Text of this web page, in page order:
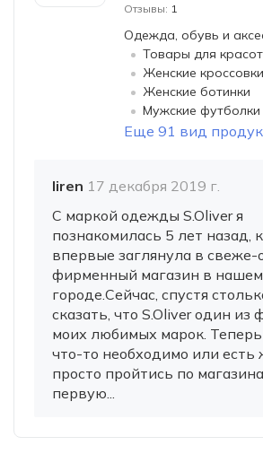
Отзывы: 1
Одежда, обувь и
Товары для
Женские
Женские ботинки
Мужские футболки
Еще 91 вид
liren 17 декабря 2019 г.
С маркой одежды S.Oliver я
познакомилась 5 лет назад,
впервые заглянула в
фирменный магазин в нашем
городе.Сейчас, спустя
сказать, что S.Oliver один из
моих любимых марок.
что-то необходимо или есть
просто пройтись по
первую...